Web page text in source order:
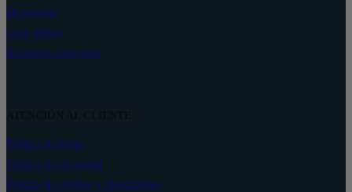
Direcciones
Crear cuenta
Recuperar contraseña
Política de envíos
Política de privacidad
Política de cambios y devoluciones